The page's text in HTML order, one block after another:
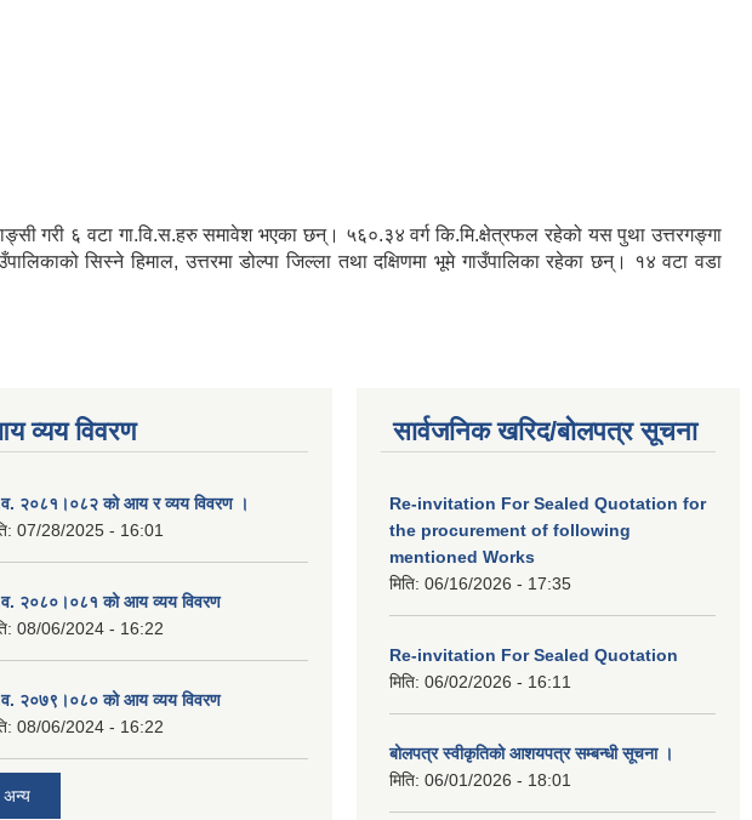
गरी ६ वटा गा.वि.स.हरु समावेश भएका छन्। ५६०.३४ वर्ग कि.मि.क्षेत्रफल रहेको यस पुथा उत्तरगङ्गा
सिस्ने हिमाल, उत्तरमा डोल्पा जिल्ला तथा दक्षिणमा भूमे गाउँपालिका रहेका छन्। १४ वटा वडा
व्यय विवरण
२०८१।०८२ को आय र व्यय विवरण ।
07/28/2025 - 16:01
२०८०।०८१ को आय व्यय विवरण
08/06/2024 - 16:22
२०७९।०८० को आय व्यय विवरण
08/06/2024 - 16:22
अन्य
सार्वजनिक खरिद/बोलपत्र सूचना
Re-invitation For Sealed Quotation for
the procurement of following
mentioned Works
मिति: 06/16/2026 - 17:35
Re-invitation For Sealed Quotation
मिति: 06/02/2026 - 16:11
बोलपत्र स्वीकृतिको आशयपत्र सम्बन्धी सूचना ।
मिति: 06/01/2026 - 18:01